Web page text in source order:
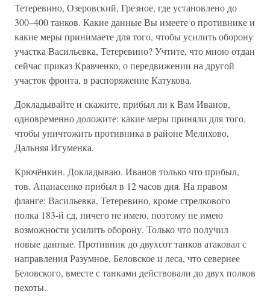
Тетеревино, Озеровский, Грезное, где установлено до
300–400 танков. Какие данные Вы имеете о противнике и
какие меры принимаете для того, чтобы усилить оборону
участка Васильевка, Тетеревино? Учтите, что мною отдан
сейчас приказ Кравченко, о передвижении на другой
участок фронта, в распоряжение Катукова.
Докладывайте и скажите, прибыл ли к Вам Иванов,
одновременно доложите: какие меры приняли для того,
чтобы уничтожить противника в районе Мелихово,
Дальняя Игуменка.
Крючёнкин. Докладываю. Иванов только что прибыл,
тов. Апанасенко прибыл в 12 часов дня. На правом
фланге: Васильевка, Тетеревино, кроме стрелкового
полка 183-й сд, ничего не имею, поэтому не имею
возможности усилить оборону. Только что получил
новые данные. Противник до двухсот танков атаковал с
направления Разумное, Беловское и леса, что севернее
Беловского, вместе с танками действовали до двух полков
пехоты.